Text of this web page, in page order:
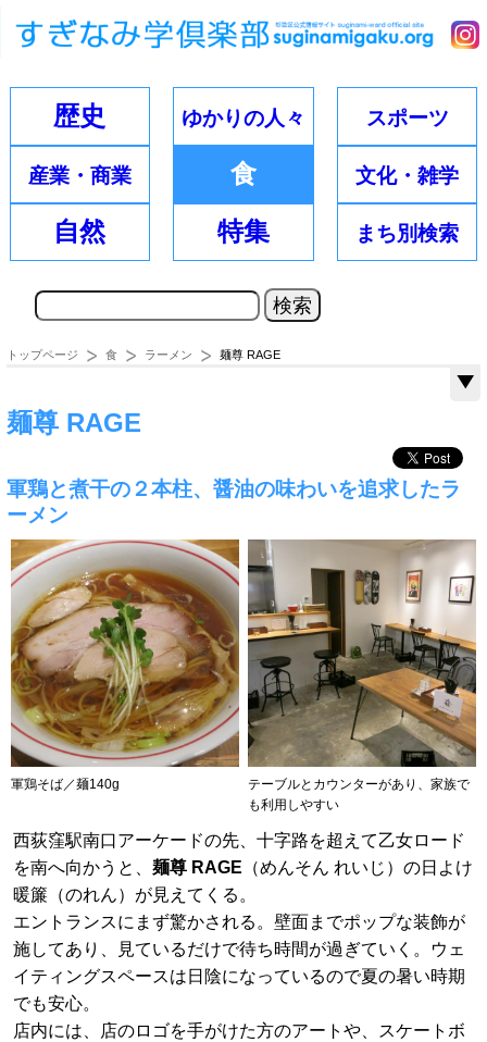
歴史 ゆかりの人々 スポーツ
産業・ 商業 食 文化・雑学
自然 特集 まち別検索
トップページ 食 ラーメン 麺尊 RAGE
麺尊 RAGE
軍鶏と煮干の２本柱、醤油の味わいを追求したラ
ーメン
西荻窪駅南口アーケードの先、十字路を超えて乙女ロード
を南へ向かうと、 麺尊 RAGE （めんそん れいじ）の日よけ
暖簾（のれん）が見えてくる。
エントランスにまず驚かされる。壁面までポップな装飾が
施してあり、見ているだけで待ち時間が過ぎていく。ウェ
イティングスペースは日陰になっているので夏の暑い時期
でも安心。
店内には、店のロゴを手がけた方のアートや、スケートボ
軍鶏そば／麺140g
テーブルとカウンターがあり、家族で
も利用しやすい